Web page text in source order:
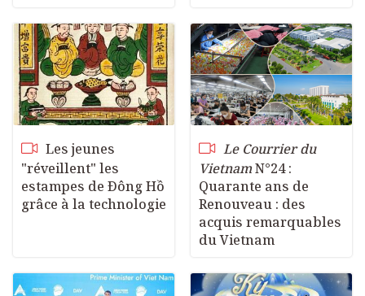
Les jeunes
"réveillent" les
estampes de Đông Hồ
grâce à la technologie
Le Courrier du
VietnamN°24 :
Quarante ans de
Renouveau : des
acquis remarquables
du Vietnam